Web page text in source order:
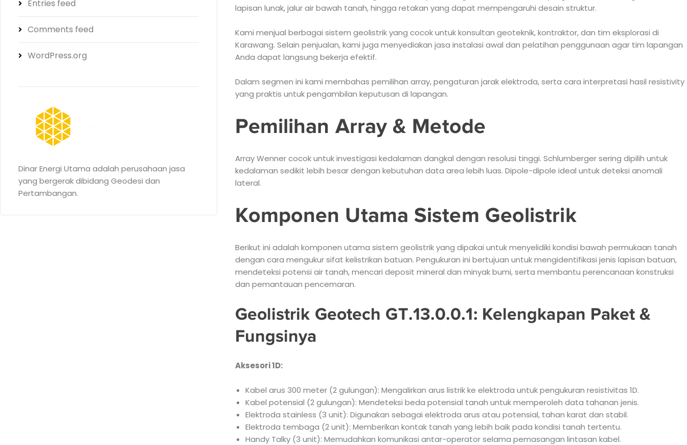
lapisan lunak, jalur air bawah tanah, hingga retakan yang dapat mempengaruhi desain struktur.
Kami menjual berbagai sistem geolistrik yang cocok untuk konsultan geoteknik, kontraktor, dan tim eksplorasi di
Karawang. Selain penjualan, kami juga menyediakan jasa instalasi awal dan pelatihan penggunaan agar tim lapangan
Anda dapat langsung bekerja efektif.
Dalam segmen ini kami membahas pemilihan array, pengaturan jarak elektroda, serta cara interpretasi hasil resistivity
yang praktis untuk pengambilan keputusan di lapangan.
Pemilihan Array & Metode
Array Wenner cocok untuk investigasi kedalaman dangkal dengan resolusi tinggi. Schlumberger sering dipilih untuk
kedalaman sedikit lebih besar dengan kebutuhan data area lebih luas. Dipole-dipole ideal untuk deteksi anomali
lateral.
Komponen Utama Sistem Geolistrik
Berikut ini adalah komponen utama sistem geolistrik yang dipakai untuk menyelidiki kondisi bawah permukaan tanah
dengan cara mengukur sifat kelistrikan batuan. Pengukuran ini bertujuan untuk mengidentifikasi jenis lapisan batuan,
mendeteksi potensi air tanah, mencari deposit mineral dan minyak bumi, serta membantu perencanaan konstruksi
dan pemantauan pencemaran.
Geolistrik Geotech GT.13.0.0.1: Kelengkapan Paket &
Fungsinya
Aksesori 1D:
Kabel arus 300 meter (2 gulungan): Mengalirkan arus listrik ke elektroda untuk pengukuran resistivitas 1D.
Kabel potensial (2 gulungan): Mendeteksi beda potensial tanah untuk memperoleh data tahanan jenis.
Elektroda stainless (3 unit): Digunakan sebagai elektroda arus atau potensial, tahan karat dan stabil.
Elektroda tembaga (2 unit): Memberikan kontak tanah yang lebih baik pada kondisi tanah tertentu.
Handy Talky (3 unit): Memudahkan komunikasi antar-operator selama pemasangan lintasan kabel.
Entries feed
Comments feed
WordPress.org
Dinar Energi Utama adalah perusahaan jasa
yang bergerak dibidang Geodesi dan
Pertambangan.